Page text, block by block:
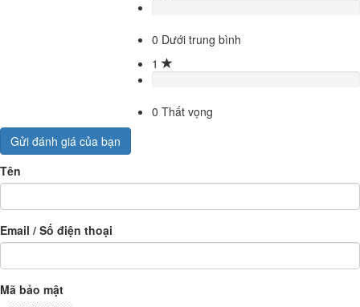
0 Dưới trung bình
1
0 Thất vọng
Gửi đánh giá của bạn
Tên
Email / Số điện thoại
Mã bảo mật